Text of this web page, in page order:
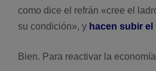
como dice el refrán «cree el
su condición», y hacen subir
Bien. Para reactivar la